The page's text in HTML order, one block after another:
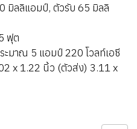
มิลลิแอมป์, ตัวรับ 65 มิลลิ
ฟุต
ะมาณ 5 แอมป์ 220 โวลท์เอซี
x 1.22 นิ้ว (ตัวส่ง) 3.11 x